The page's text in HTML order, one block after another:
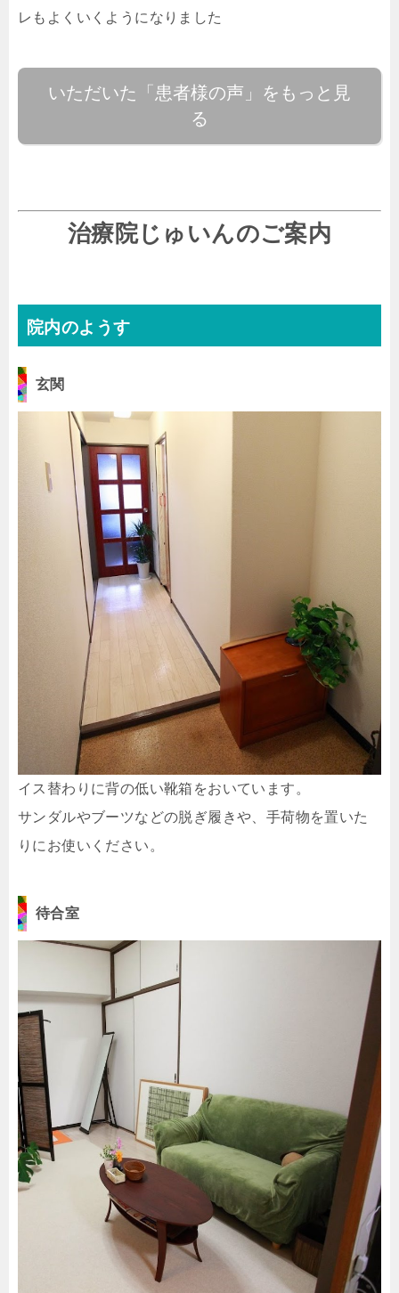
レもよくいくようになりました
いただいた「患者様の声」をもっと見
る
治療院じゅいんのご案内
院内のようす
玄関
イス替わりに背の低い靴箱をおいています。
サンダルやブーツなどの脱ぎ履きや、手荷物を置いた
りにお使いください。
待合室